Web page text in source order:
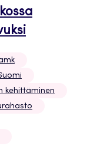
kehittäminen